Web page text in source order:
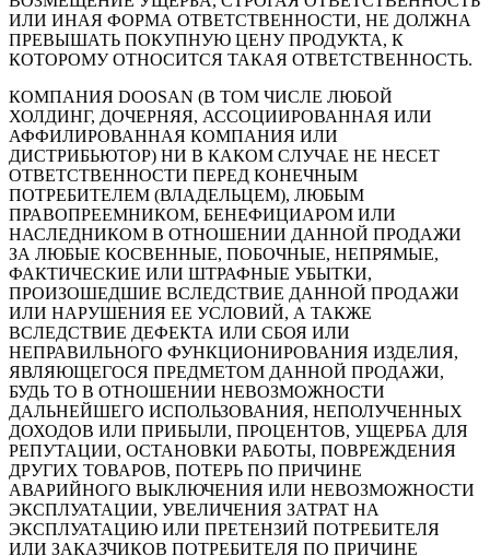
ИЛИ ИНАЯ ФОРМА ОТВЕТСТВЕННОСТИ, НЕ ДОЛЖНА
ПРЕВЫШАТЬ ПОКУПНУЮ ЦЕНУ ПРОДУКТА, К
КОТОРОМУ ОТНОСИТСЯ ТАКАЯ ОТВЕТСТВЕННОСТЬ.
КОМПАНИЯ DOOSAN (В ТОМ ЧИСЛЕ ЛЮБОЙ
ХОЛДИНГ, ДОЧЕРНЯЯ, АССОЦИИРОВАННАЯ ИЛИ
АФФИЛИРОВАННАЯ КОМПАНИЯ ИЛИ
ДИСТРИБЬЮТОР) НИ В КАКОМ СЛУЧАЕ НЕ НЕСЕТ
ОТВЕТСТВЕННОСТИ ПЕРЕД КОНЕЧНЫМ
ПОТРЕБИТЕЛЕМ (ВЛАДЕЛЬЦЕМ), ЛЮБЫМ
ПРАВОПРЕЕМНИКОМ, БЕНЕФИЦИАРОМ ИЛИ
НАСЛЕДНИКОМ В ОТНОШЕНИИ ДАННОЙ ПРОДАЖИ
ЗА ЛЮБЫЕ КОСВЕННЫЕ, ПОБОЧНЫЕ, НЕПРЯМЫЕ,
ФАКТИЧЕСКИЕ ИЛИ ШТРАФНЫЕ УБЫТКИ,
ПРОИЗОШЕДШИЕ ВСЛЕДСТВИЕ ДАННОЙ ПРОДАЖИ
ИЛИ НАРУШЕНИЯ ЕЕ УСЛОВИЙ, А ТАКЖЕ
ВСЛЕДСТВИЕ ДЕФЕКТА ИЛИ СБОЯ ИЛИ
НЕПРАВИЛЬНОГО ФУНКЦИОНИРОВАНИЯ ИЗДЕЛИЯ,
ЯВЛЯЮЩЕГОСЯ ПРЕДМЕТОМ ДАННОЙ ПРОДАЖИ,
БУДЬ ТО В ОТНОШЕНИИ НЕВОЗМОЖНОСТИ
ДАЛЬНЕЙШЕГО ИСПОЛЬЗОВАНИЯ, НЕПОЛУЧЕННЫХ
ДОХОДОВ ИЛИ ПРИБЫЛИ, ПРОЦЕНТОВ, УЩЕРБА ДЛЯ
РЕПУТАЦИИ, ОСТАНОВКИ РАБОТЫ, ПОВРЕЖДЕНИЯ
ДРУГИХ ТОВАРОВ, ПОТЕРЬ ПО ПРИЧИНЕ
АВАРИЙНОГО ВЫКЛЮЧЕНИЯ ИЛИ НЕВОЗМОЖНОСТИ
ЭКСПЛУАТАЦИИ, УВЕЛИЧЕНИЯ ЗАТРАТ НА
ЭКСПЛУАТАЦИЮ ИЛИ ПРЕТЕНЗИЙ ПОТРЕБИТЕЛЯ
ИЛИ ЗАКАЗЧИКОВ ПОТРЕБИТЕЛЯ ПО ПРИЧИНЕ